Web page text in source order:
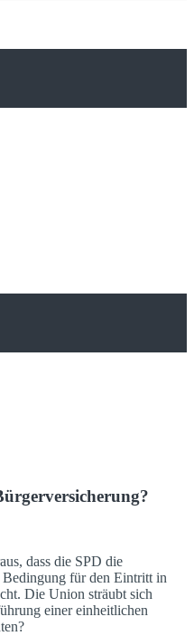
dass die SPD die
Bedingung für den Eintritt in
Die Union sträubt sich
einer einheitlichen